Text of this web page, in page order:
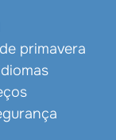
primavera